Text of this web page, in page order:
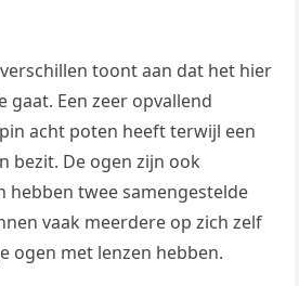
toont aan dat het hier
gaat. Een zeer opvallend
acht poten heeft terwijl een
bezit. De ogen zijn ook
hebben twee samengestelde
vaak meerdere op zich zelf
ogen met lenzen hebben.